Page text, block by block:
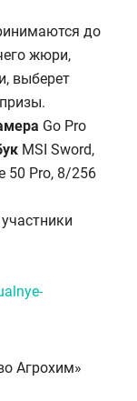
до
жюри,
выберет
Go Pro
MSI Sword,
50 Pro, 8/256
Агрохим»